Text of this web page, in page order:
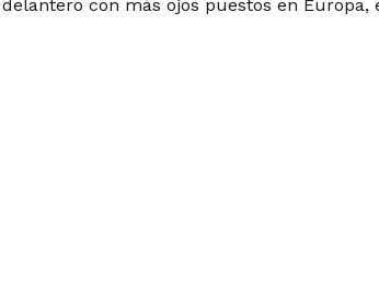
con más ojos puestos en